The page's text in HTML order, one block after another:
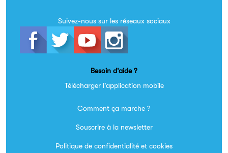
Comment ça marche ?
Souscrire à la newsletter
Politique de confidentialité et cookies
Suivez-nous sur les réseaux sociaux
Besoin d'aide ?
Télécharger l'application mobile